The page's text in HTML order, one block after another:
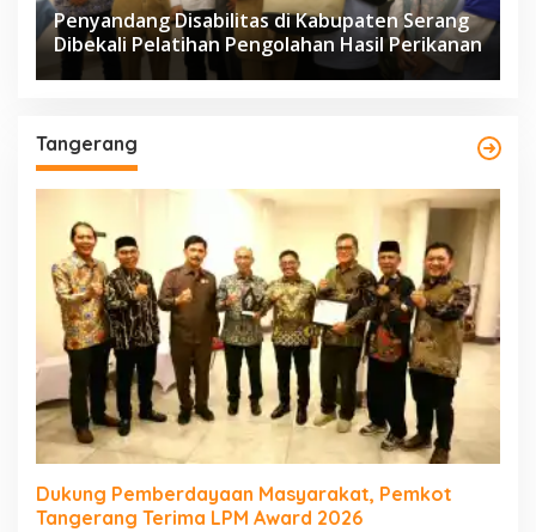
Penyandang Disabilitas di Kabupaten Serang
Dibekali Pelatihan Pengolahan Hasil Perikanan
Tangerang
Dukung Pemberdayaan Masyarakat, Pemkot
Tangerang Terima LPM Award 2026